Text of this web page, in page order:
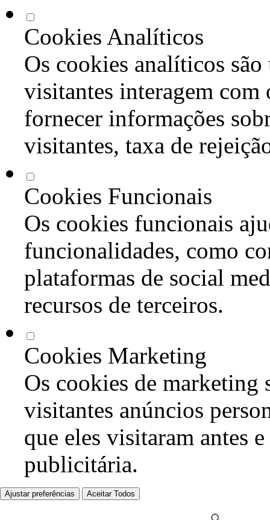
Cookies Analíticos
Os cookies analíticos são
visitantes interagem com
fornecer informações
visitantes, taxa de
Cookies Funcionais
Os cookies funcionais
funcionalidades, como
plataformas de social
recursos de terceiros.
Cookies Marketing
Os cookies de marketing
visitantes anúncios
que eles visitaram antes
publicitária.
Ajustar preferências Aceitar Todos